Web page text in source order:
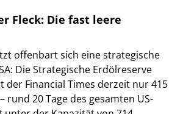
Fleck: Die fast leere
offenbart sich eine strategische
Die Strategische Erdölreserve
der Financial Times derzeit nur 415
rund 20 Tage des gesamten US-